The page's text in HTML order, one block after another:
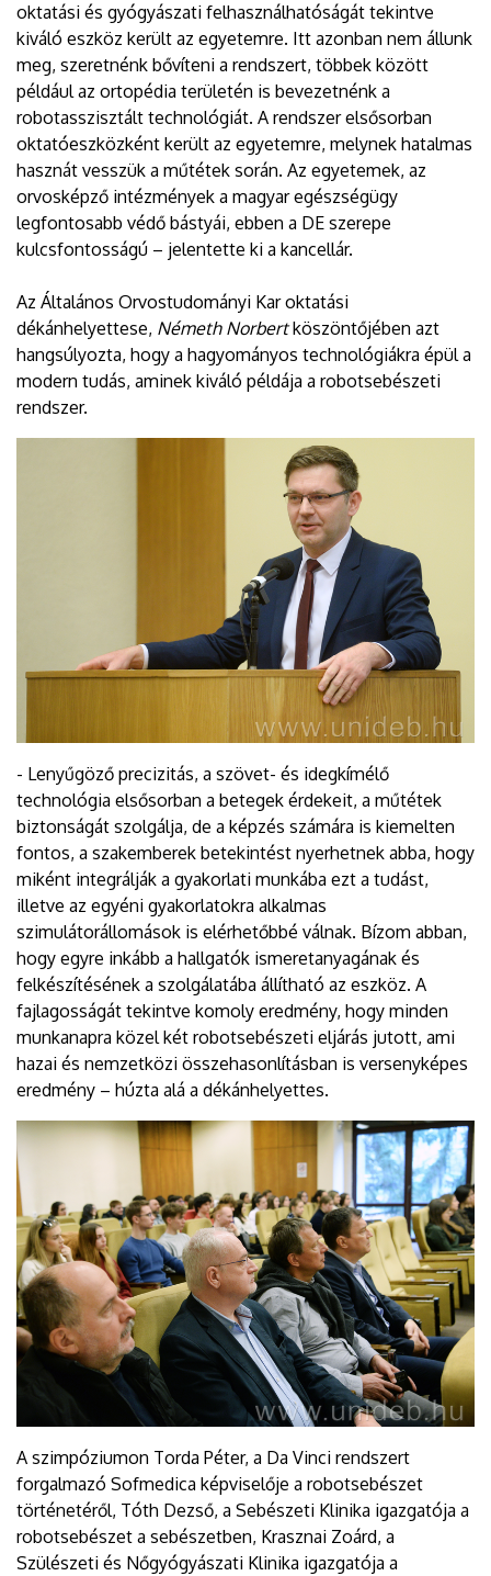
oktatási és gyógyászati felhasználhatóságát tekintve
kiváló eszköz került az egyetemre. Itt azonban nem állunk
meg, szeretnénk bővíteni a rendszert, többek között
például az ortopédia területén is bevezetnénk a
robotasszisztált technológiát. A rendszer elsősorban
oktatóeszközként került az egyetemre, melynek hatalmas
hasznát vesszük a műtétek során. Az egyetemek, az
orvosképző intézmények a magyar egészségügy
legfontosabb védő bástyái, ebben a DE szerepe
kulcsfontosságú – jelentette ki a kancellár.
Az Általános Orvostudományi Kar oktatási
dékánhelyettese, Németh Norbertköszöntőjében azt
hangsúlyozta, hogy a hagyományos technológiákra épül a
modern tudás, aminek kiváló példája a robotsebészeti
rendszer.
- Lenyűgöző precizitás, a szövet- és idegkímélő
technológia elsősorban a betegek érdekeit, a műtétek
biztonságát szolgálja, de a képzés számára is kiemelten
fontos, a szakemberek betekintést nyerhetnek abba, hogy
miként integrálják a gyakorlati munkába ezt a tudást,
illetve az egyéni gyakorlatokra alkalmas
szimulátorállomások is elérhetőbbé válnak. Bízom abban,
hogy egyre inkább a hallgatók ismeretanyagának és
felkészítésének a szolgálatába állítható az eszköz. A
fajlagosságát tekintve komoly eredmény, hogy minden
munkanapra közel két robotsebészeti eljárás jutott, ami
hazai és nemzetközi összehasonlításban is versenyképes
eredmény – húzta alá a dékánhelyettes.
A szimpóziumon Torda Péter, a Da Vinci rendszert
forgalmazó Sofmedica képviselője a robotsebészet
történetéről, Tóth Dezső, a Sebészeti Klinika igazgatója a
robotsebészet a sebészetben, Krasznai Zoárd, a
Szülészeti és Nőgyógyászati Klinika igazgatója a